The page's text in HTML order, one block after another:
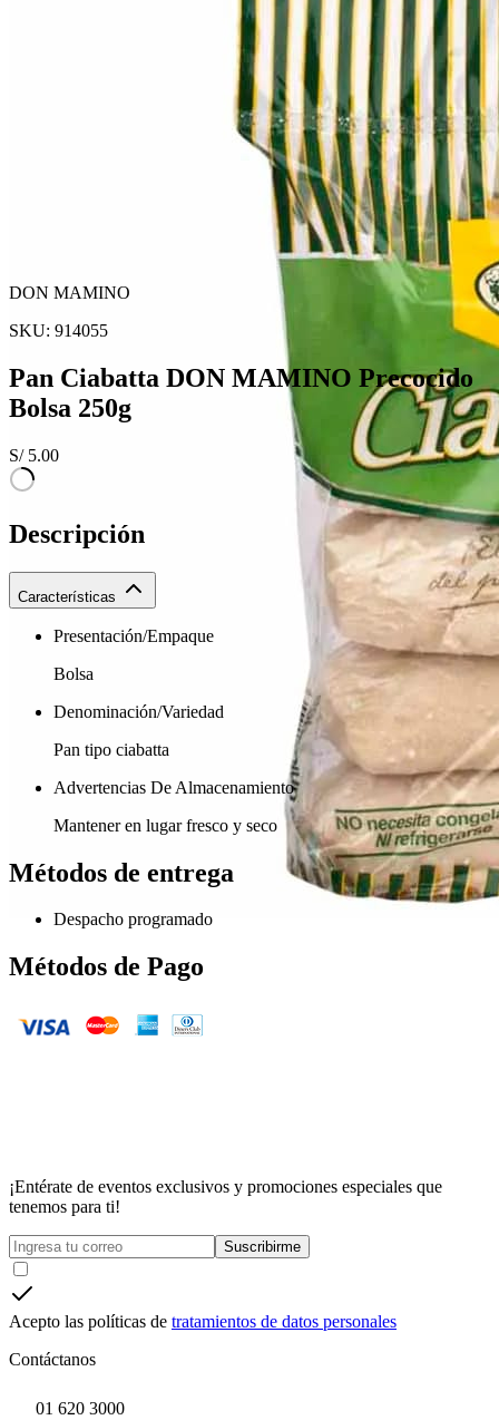
DON MAMINO
SKU: 914055
Pan Ciabatta DON MAMINO Precocido
Bolsa 250g
S/ 5.00
Descripción
Características
Presentación/Empaque
Bolsa
Denominación/Variedad
Pan tipo ciabatta
Advertencias De Almacenamiento
Mantener en lugar fresco y seco
Métodos de entrega
Despacho programado
Métodos de Pago
¡Entérate de eventos exclusivos y promociones especiales que
tenemos para ti!
Suscribirme
Acepto las políticas de tratamientos de datos personales
Contáctanos
01 620 3000